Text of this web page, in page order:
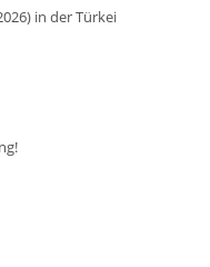
in der Türkei